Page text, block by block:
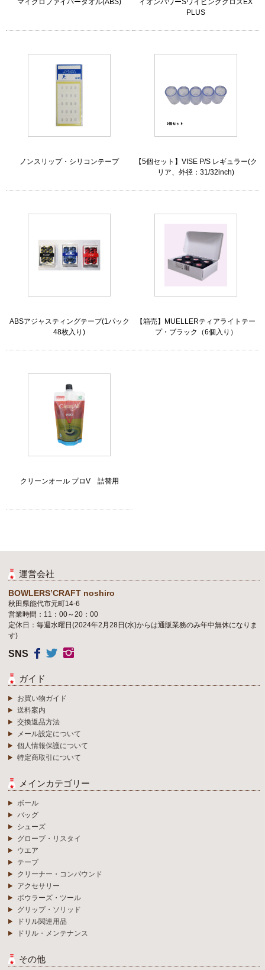
マイクロファイバータオル(ABS)
イオンパワーSワイピングクロスEX
PLUS
ノンスリップ・シリコンテープ
【5個セット】VISE P/S レギュラー(ク
リア、外径：31/32inch)
ABSアジャスティングテープ(1パック
48枚入り)
【箱売】MUELLERティアライトテー
プ・ブラック（6個入り）
クリーンオール プロV 詰替用
運営会社
BOWLERS’CRAFT noshiro
秋田県能代市元町14-6
営業時間：11：00～20：00
定休日：毎週水曜日(2024年2月28日(水)からは通販業務のみ年中無休になりま
す)
SNS
ガイド
お買い物ガイド
送料案内
交換返品方法
メール設定について
個人情報保護について
特定商取引について
メインカテゴリー
ボール
バッグ
シューズ
グローブ・リスタイ
ウエア
テープ
クリーナー・コンパウンド
アクセサリー
ボウラーズ・ツール
グリップ・ソリッド
ドリル関連用品
ドリル・メンテナンス
その他